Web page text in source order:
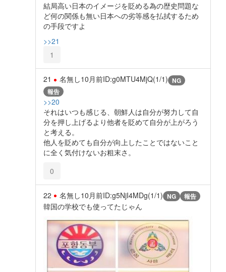
結局高い日本のイメージを貶める為の歴史問題な
ど何の関係も無い日本への劣等感を払拭するため
の手段ですよ
>>21
1
21 名無し10月前ID:g0MTU4MjQ(1/1) NG
報告
>>20
それはいつも感じる、朝鮮人は自分が努力して自
分を押し上げるより他者を貶めて自分が上がろう
と考える。
他人を貶めても自分が向上したことではないこと
に全く気付けないお粗末さ。
0
22 名無し10月前ID:g5NjI4MDg(1/1) NG 報告
韓国の学校でも使ってたじゃん